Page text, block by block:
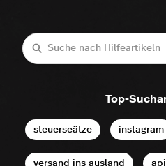
Suche
Top-
steuerseätze instagram
versand ins ausland api